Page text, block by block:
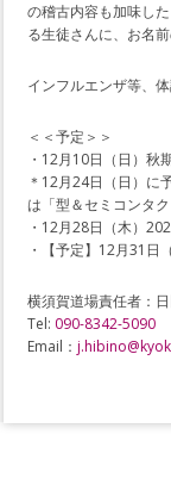
の稽古内容も加味し
る生徒さんに、お名
インフルエンザ等、
＜＜予定＞＞
・12月10日（日）秋
＊12月24日（日）に
は「型＆セミコンタ
・12月28日（木）
・【予定】12月31日
横須賀道場責任者：
Tel: 090-8342-5090
Email：